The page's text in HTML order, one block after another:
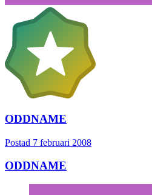
ODDNAME
Postad 7 februari 2008
ODDNAME